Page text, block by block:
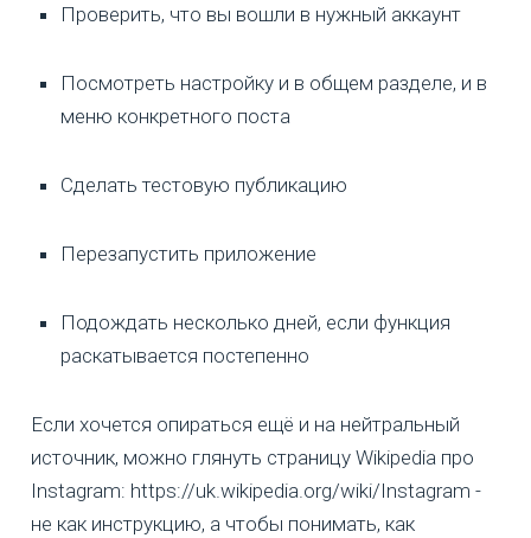
Проверить, что вы вошли в нужный аккаунт
Посмотреть настройку и в общем разделе, и в
меню конкретного поста
Сделать тестовую публикацию
Перезапустить приложение
Подождать несколько дней, если функция
раскатывается постепенно
Если хочется опираться ещё и на нейтральный
источник, можно глянуть страницу Wikipedia про
Instagram: https://uk.wikipedia.org/wiki/Instagram -
не как инструкцию, а чтобы понимать, как